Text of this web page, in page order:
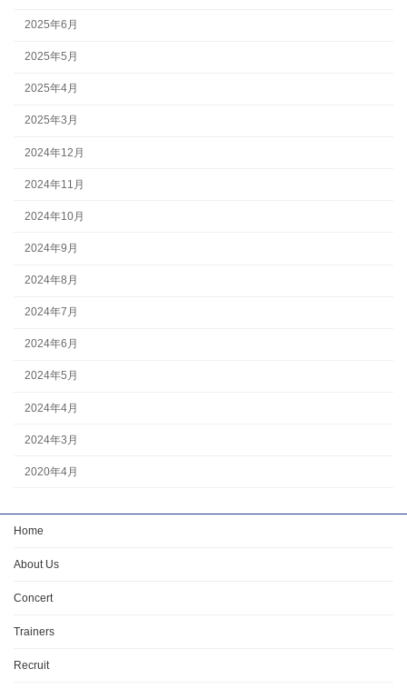
2025年6月
2025年5月
2025年4月
2025年3月
2024年12月
2024年11月
2024年10月
2024年9月
2024年8月
2024年7月
2024年6月
2024年5月
2024年4月
2024年3月
2020年4月
Home
About Us
Concert
Trainers
Recruit